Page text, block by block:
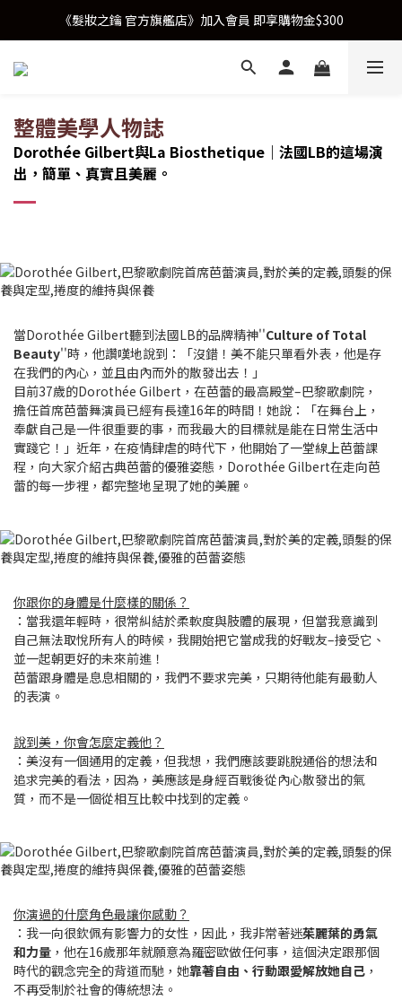
《髮妝之鑰 官方旗艦店》加入會員 即享購物金$300
整體美學人物誌
Dorothée Gilbert與La Biosthetique｜法國LB的這場演
出，簡單、真實且美麗。
當Dorothée Gilbert聽到法國LB的品牌精神''Culture of Total
Beauty''時，他讚嘆地說到：「沒錯！美不能只單看外表，他是存
在我們的內心，並且由內而外的散發出去！」
目前37歲的Dorothée Gilbert，在芭蕾的最高殿堂–巴黎歌劇院，
擔任首席芭蕾舞演員已經有長達16年的時間！她說：「在舞台上，
奉獻自己是一件很重要的事，而我最大的目標就是能在日常生活中
實踐它！」近年，在疫情肆虐的時代下，他開始了一堂線上芭蕾課
程，向大家介紹古典芭蕾的優雅姿態，Dorothée Gilbert在走向芭
蕾的每一步裡，都完整地呈現了她的美麗。
你跟你的身體是什麼樣的關係？
： 當我還年輕時，很常糾結於柔軟度與肢體的展現，但當我意識到
自己無法取悅所有人的時候，我開始把它當成我的好戰友–接受它、
並一起朝更好的未來前進！
芭蕾跟身體是息息相關的，我們不要求完美，只期待他能有最動人
的表演。
說到美，你會怎麼定義他？
：美沒有一個通用的定義，但我想，我們應該要跳脫通俗的想法和
追求完美的看法，因為，美應該是身經百戰後從內心散發出的氣
質，而不是一個從相互比較中找到的定義。
你演過的什麼角色最讓你感動？
：我一向很欽佩有影響力的女性，因此，我非常著迷茱麗葉的勇氣
和力量 ，他在16歲那年就願意為羅密歐做任何事，這個決定跟那個
時代的觀念完全的背道而馳，她靠著自由、行動跟愛解放她自己 ，
不再受制於社會的傳統想法。